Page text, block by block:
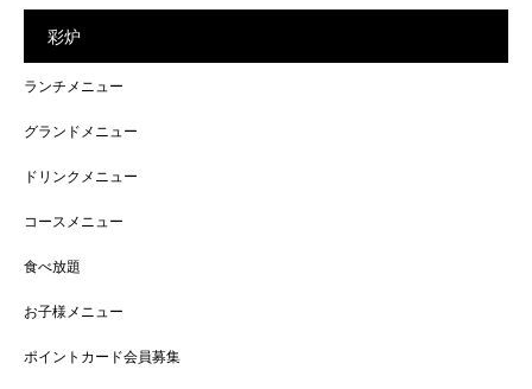
彩炉
ランチメニュー
グランドメニュー
ドリンクメニュー
コースメニュー
食べ放題
お子様メニュー
ポイントカード会員募集